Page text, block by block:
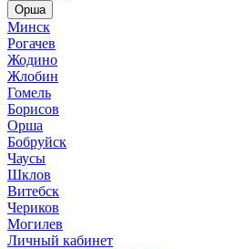
Орша
Минск
Рогачев
Жодино
Жлобин
Гомель
Борисов
Орша
Бобруйск
Чаусы
Шклов
Витебск
Чериков
Могилев
Личный кабинет